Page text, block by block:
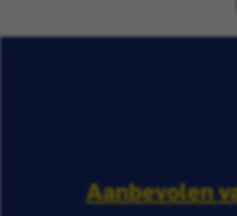
Aanbevolen